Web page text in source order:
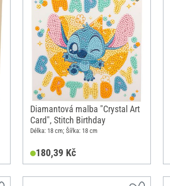
Diamantová malba "Crystal Art
Card", Stitch Birthday
Délka: 18 cm; Šířka: 18 cm
180,39 Kč